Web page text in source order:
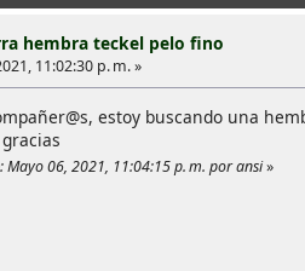
hembra teckel pelo fino
11:02:30 p. m. »
estoy buscando una
06, 2021, 11:04:15 p. m. por ansi»